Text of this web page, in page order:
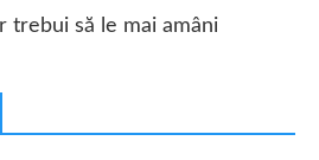
trebui să le mai amâni